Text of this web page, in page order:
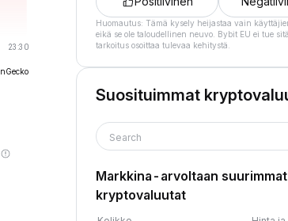
Huomautus: Tämä kysely heijastaa vain
eikä se ole taloudellinen neuvo. Bybit EU ei tue
tarkoitus osoittaa tulevaa kehitystä.
Suosituimmat
Search
Markkina-arvoltaan suurimmat
kryptovaluutat